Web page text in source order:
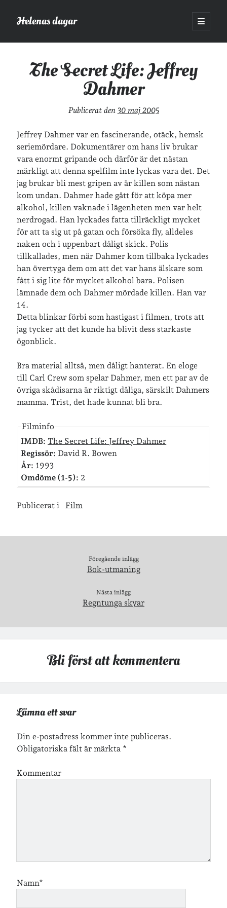
Helenas dagar
öppna
primär
Sidopanel
Hej!
Jag heter Helena och är mamma till Ava och Sander, fru till Jonas
och frontendutvecklare på Tieto. Jag tycker om läsande, skrivande,
geocaching, löpning och att dricka te.
Mer om mig här.
»Om lösenordsskyddade inlägg
Senaste inläggen
Sista semesterveckan
Från Hälleforsnäs till Katrineholm på Sörmlandsleden
Nu är jag 46 år
Två veckor på Öland
Jonas 47 år!
Karinom Vålådalsfyrkanten 2024
MariaomVår bröllopsdikt
Fredrik DomLäste i Språktidningen om SÖ-stilen…
Mandalorian, vandring och sommarväder – Helenas dagar
Arkiv
Arkiv
Jag bokför min läsning på Goodreads
Geocaching
The Secret Life: Jeffrey
Dahmer
Publicerat den 30 maj 2005
Jeffrey Dahmer var en fascinerande, otäck, hemsk
seriemördare. Dokumentärer om hans liv brukar
vara enormt gripande och därför är det nästan
märkligt att denna spelfilm inte lyckas vara det. Det
jag brukar bli mest gripen av är killen som nästan
kom undan. Dahmer hade gått för att köpa mer
alkohol, killen vaknade i lägenheten men var helt
nerdrogad. Han lyckades fatta tillräckligt mycket
för att ta sig ut på gatan och försöka fly, alldeles
naken och i uppenbart dåligt skick. Polis
tillkallades, men när Dahmer kom tillbaka lyckades
han övertyga dem om att det var hans älskare som
fått i sig lite för mycket alkohol bara. Polisen
lämnade dem och Dahmer mördade killen. Han var
14.
Detta blinkar förbi som hastigast i filmen, trots att
jag tycker att det kunde ha blivit dess starkaste
ögonblick.
Bra material alltså, men dåligt hanterat. En eloge
till Carl Crew som spelar Dahmer, men ett par av de
övriga skådisarna är riktigt dåliga, särskilt Dahmers
mamma. Trist, det hade kunnat bli bra.
Filminfo
IMDB: The Secret Life: Jeffrey Dahmer
Regissör: David R. Bowen
År: 1993
Omdöme (1-5): 2
Publicerat i Film
Föregående inlägg
Bok-utmaning
Nästa inlägg
Regntunga skyar
Bli först att kommentera
Lämna ett svar
Din e-postadress kommer inte publiceras.
Obligatoriska fält är märkta *
Kommentar
Namn*